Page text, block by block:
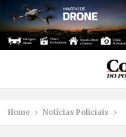
Home Notícias Policiais